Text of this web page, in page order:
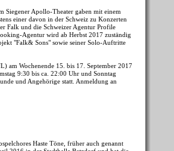
Siegener Apollo-Theater gaben mit einem
einer davon in der Schweiz zu Konzerten
Falk und die Schweizer Agentur Profile
Agentur wird ab Herbst 2017 zuständig
"Falk& Sons" sowie seiner Solo-Auftritte
am Wochenende 15. bis 17. September 2017
9:30 bis ca. 22:00 Uhr und Sonntag
und Angehörige statt. Anmeldung an
Haste Töne, früher auch genannt